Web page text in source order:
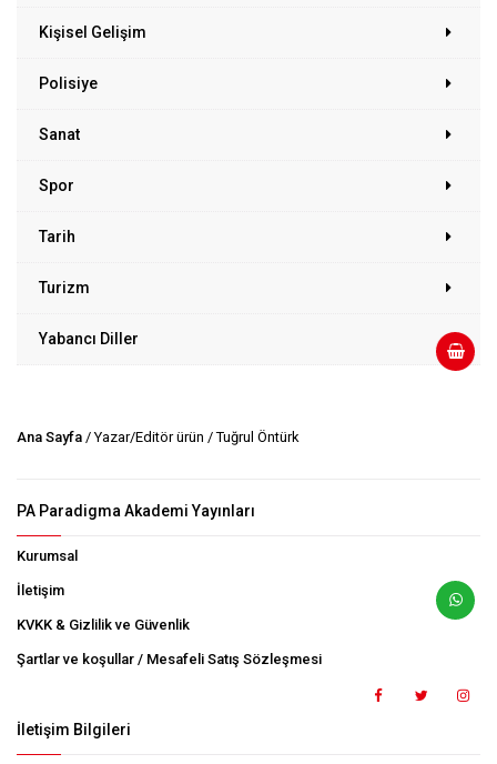
Kişisel Gelişim
Polisiye
Sanat
Spor
Tarih
Turizm
Yabancı Diller
Ana Sayfa / Yazar/Editör ürün / Tuğrul Öntürk
PA Paradigma Akademi Yayınları
Kurumsal
İletişim
KVKK & Gizlilik ve Güvenlik
Şartlar ve koşullar / Mesafeli Satış Sözleşmesi
İletişim Bilgileri